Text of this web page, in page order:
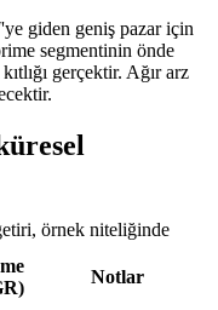
giden geniş pazar için
segmentinin önde
gerçektir. Ağır arz
örnek niteliğinde
Notlar